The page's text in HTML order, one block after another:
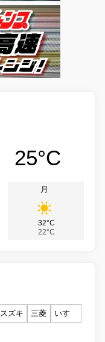
25°C
月
32°C
22°C
スズキ 三菱
いすゞ